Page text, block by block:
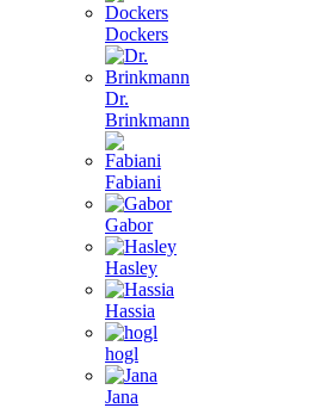
Dockers
Dr.
Brinkmann
Fabiani
Gabor
Hasley
Hassia
hogl
Jana